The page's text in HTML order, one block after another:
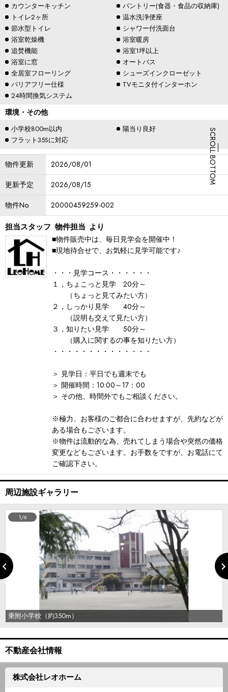
カウンターキッチン
パントリー(食器・食品の収納庫)
トイレ2ヶ所
温水洗浄便座
節水型トイレ
シャワー付洗面台
浴室乾燥機
浴室暖房
追焚機能
浴室1坪以上
浴室に窓
オートバス
全居室フローリング
シューズインクローゼット
バリアフリー仕様
TVモニタ付インターホン
24時間換気システム
環境・その他
小学校800m以内
陽当り良好
フラット35Sに対応
物件更新
2026/08/01
更新予定
2026/08/15
物件No.
20000459259-002
担当スタッフ 物件担当 より
■物件販売中は、毎日見学会を開催中！
■現地待合せで、お気軽に見学可能です♪
・・・見学コース・・・・・・
１，ちょこっと見学 20分～
（ちょっと見てみたい方）
２，しっかり見学 40分～
（説明も交えて見たい方）
３，知りたい見学 50分～
（購入に関するの事を知りたい方）
・・・・・・・・・・・・・・
＞ 見学日：平日でも週末でも
＞ 開催時間：10:00～17：00
＞ その他、時間外でもご相談ください。
※極力、お客様のご都合に合わせますが、先約などが
ある場合もございます。
※物件は流動的な為、売れてしまう場合や突然の価格
変更などもございます。お手数をですが、お電話にて
ご確認下さい。
周辺施設ギャラリー
乗附小学校（約350m）
1/6
不動産会社情報
株式会社レオホーム
SCROLL BOTTOM